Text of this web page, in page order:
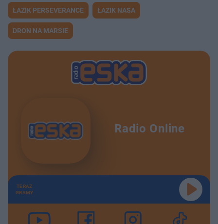
ŁAZIK PERSEVERANCE ŁAZIK NASA
DRON NA MARSIE
Radio Online
TERAZ
GRAMY